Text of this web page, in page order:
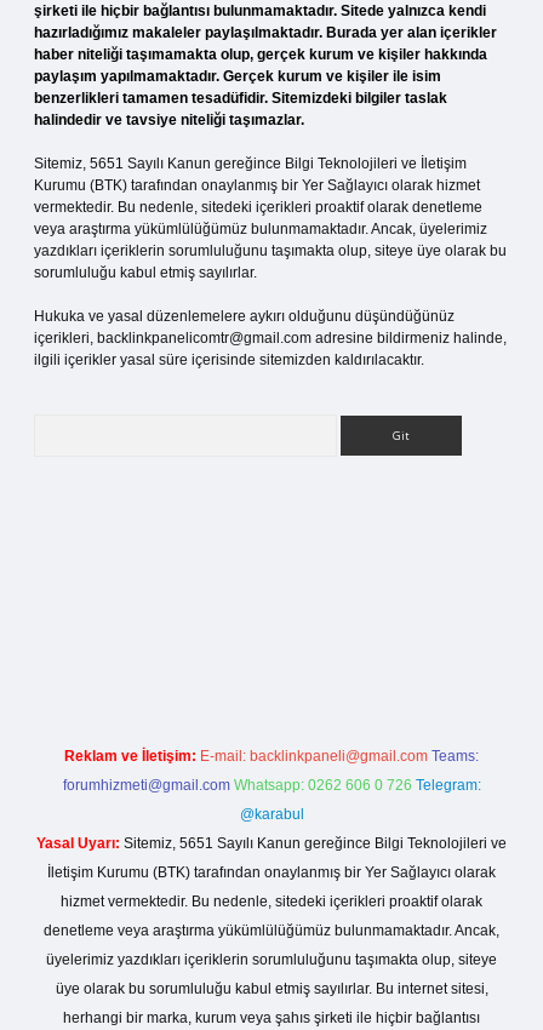
şirketi ile hiçbir bağlantısı bulunmamaktadır. Sitede yalnızca kendi
hazırladığımız makaleler paylaşılmaktadır. Burada yer alan içerikler
haber niteliği taşımamakta olup, gerçek kurum ve kişiler hakkında
paylaşım yapılmamaktadır. Gerçek kurum ve kişiler ile isim
benzerlikleri tamamen tesadüfidir. Sitemizdeki bilgiler taslak
halindedir ve tavsiye niteliği taşımazlar.
Sitemiz, 5651 Sayılı Kanun gereğince Bilgi Teknolojileri ve İletişim
Kurumu (BTK) tarafından onaylanmış bir Yer Sağlayıcı olarak hizmet
vermektedir. Bu nedenle, sitedeki içerikleri proaktif olarak denetleme
veya araştırma yükümlülüğümüz bulunmamaktadır. Ancak, üyelerimiz
yazdıkları içeriklerin sorumluluğunu taşımakta olup, siteye üye olarak bu
sorumluluğu kabul etmiş sayılırlar.
Hukuka ve yasal düzenlemelere aykırı olduğunu düşündüğünüz
içerikleri, backlinkpanelicomtr@gmail.com adresine bildirmeniz halinde,
ilgili içerikler yasal süre içerisinde sitemizden kaldırılacaktır.
Reklam ve İletişim: E-mail: backlinkpaneli@gmail.com Teams:
forumhizmeti@gmail.com Whatsapp: 0262 606 0 726 Telegram:
@karabul
Yasal Uyarı: Sitemiz, 5651 Sayılı Kanun gereğince Bilgi Teknolojileri ve
İletişim Kurumu (BTK) tarafından onaylanmış bir Yer Sağlayıcı olarak
hizmet vermektedir. Bu nedenle, sitedeki içerikleri proaktif olarak
denetleme veya araştırma yükümlülüğümüz bulunmamaktadır. Ancak,
üyelerimiz yazdıkları içeriklerin sorumluluğunu taşımakta olup, siteye
üye olarak bu sorumluluğu kabul etmiş sayılırlar. Bu internet sitesi,
herhangi bir marka, kurum veya şahıs şirketi ile hiçbir bağlantısı